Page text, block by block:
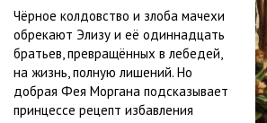
Чёрное колдовство и злоба мачехи
обрекают Элизу и её одиннадцать
братьев, превращённых в лебедей,
на жизнь, полную лишений. Но
добрая Фея Моргана подсказывает
принцессе рецепт избавления